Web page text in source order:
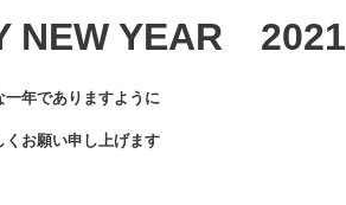
NEW YEAR 2021
一年でありますように
くお願い申し上げます